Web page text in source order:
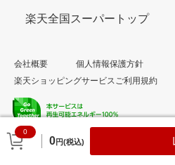
0
0円(税込)
楽天全国スーパートップ
会社概要
個人情報保護方針
楽天ショッピングサービスご利用規約
© Rakuten Group, Inc.